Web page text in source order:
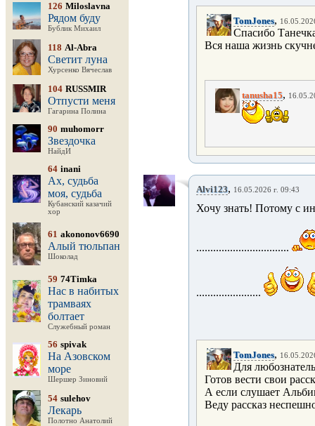
126 Miloslavna
Рядом буду
Бублик Михаил
118 Al-Abra
Светит луна
Хурсенко Вячеслав
104 RUSSMIR
Отпусти меня
Гагарина Полина
90 muhomorr
Звездочка
НайдИ
64 inani
Ах, судьба
моя, судьба
Кубанский казачий
хор
61 akononov6690
Алый тюльпан
Шоколад
59 74Timka
Нас в набитых
трамваях
болтает
Служебный роман
56 spivak
На Азовском
море
Шершер Зиновий
54 sulehov
Лекарь
Полотно Анатолий
TomJones,
Спасибо
Вся наша жизнь
tanusha15,
Alvi123, 16.05.2026 г. 09:43
Хочу знать! Потому с
.................................
.......................
TomJones,
Для
Готов вести свои
А если слушает
Веду рассказ